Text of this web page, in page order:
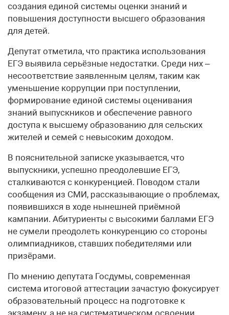
создания единой системы оценки знаний и
повышения доступности высшего образования
для детей.
Депутат отметила, что практика использования
ЕГЭ выявила серьёзные недостатки. Среди них –
несоответствие заявленным целям, таким как
уменьшение коррупции при поступлении,
формирование единой системы оценивания
знаний выпускников и обеспечение равного
доступа к высшему образованию для сельских
жителей и семей с невысоким доходом.
В пояснительной записке указывается, что
выпускники, успешно преодолевшие ЕГЭ,
сталкиваются с конкуренцией. Поводом стали
сообщения из СМИ, рассказывающие о проблемах,
появившихся в ходе нынешней приёмной
кампании. Абитуриенты с высокими баллами ЕГЭ
не сумели преодолеть конкуренцию со стороны
олимпиадников, ставших победителями или
призёрами.
По мнению депутата Госдумы, современная
система итоговой аттестации зачастую фокусирует
образовательный процесс на подготовке к
экзамену, а не на систематическом освоении